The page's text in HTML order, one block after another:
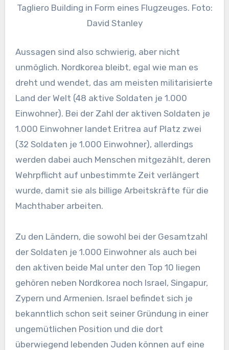
Tagliero Building in Form eines Flugzeuges. Foto:
David Stanley
Aussagen sind also schwierig, aber nicht
unmöglich. Nordkorea bleibt, egal wie man es
dreht und wendet, das am meisten militarisierte
Land der Welt (48 aktive Soldaten je 1.000
Einwohner). Bei der Zahl der aktiven Soldaten je
1.000 Einwohner landet Eritrea auf Platz zwei
(32 Soldaten je 1.000 Einwohner), allerdings
werden dabei auch Menschen mitgezählt, deren
Wehrpflicht auf unbestimmte Zeit verlängert
wurde, damit sie als billige Arbeitskräfte für die
Machthaber arbeiten.
Zu den Ländern, die sowohl bei der Gesamtzahl
der Soldaten je 1.000 Einwohner als auch bei
den aktiven beide Mal unter den Top 10 liegen
gehören neben Nordkorea noch Israel, Singapur,
Zypern und Armenien. Israel befindet sich je
bekanntlich schon seit seiner Gründung in einer
ungemütlichen Position und die dort
überwiegend lebenden Juden können auf eine